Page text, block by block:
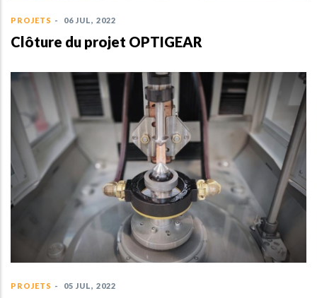
PROJETS - 06 JUL, 2022
Clôture du projet OPTIGEAR
PROJETS - 05 JUL, 2022